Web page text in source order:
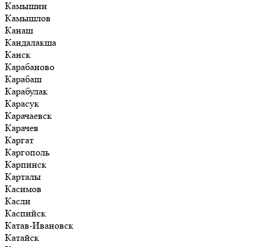
Камышин
Камышлов
Канаш
Кандалакша
Канск
Карабаново
Карабаш
Карабулак
Карасук
Карачаевск
Карачев
Каргат
Каргополь
Карпинск
Карталы
Касимов
Касли
Каспийск
Катав-Ивановск
Катайск